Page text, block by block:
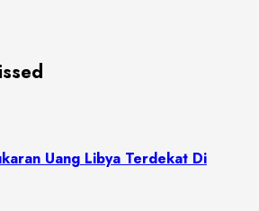
Uang Libya Terdekat Di